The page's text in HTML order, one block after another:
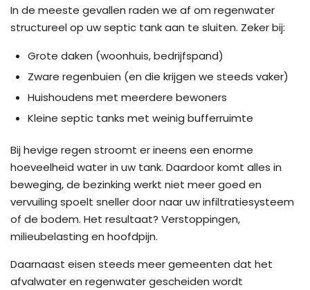
In de meeste gevallen raden we af om regenwater
structureel op uw septic tank aan te sluiten. Zeker bij:
Grote daken (woonhuis, bedrijfspand)
Zware regenbuien (en die krijgen we steeds vaker)
Huishoudens met meerdere bewoners
Kleine septic tanks met weinig bufferruimte
Bij hevige regen stroomt er ineens een enorme
hoeveelheid water in uw tank. Daardoor komt alles in
beweging, de bezinking werkt niet meer goed en
vervuiling spoelt sneller door naar uw infiltratiesysteem
of de bodem. Het resultaat? Verstoppingen,
milieubelasting en hoofdpijn.
Daarnaast eisen steeds meer gemeenten dat het
afvalwater en regenwater gescheiden wordt